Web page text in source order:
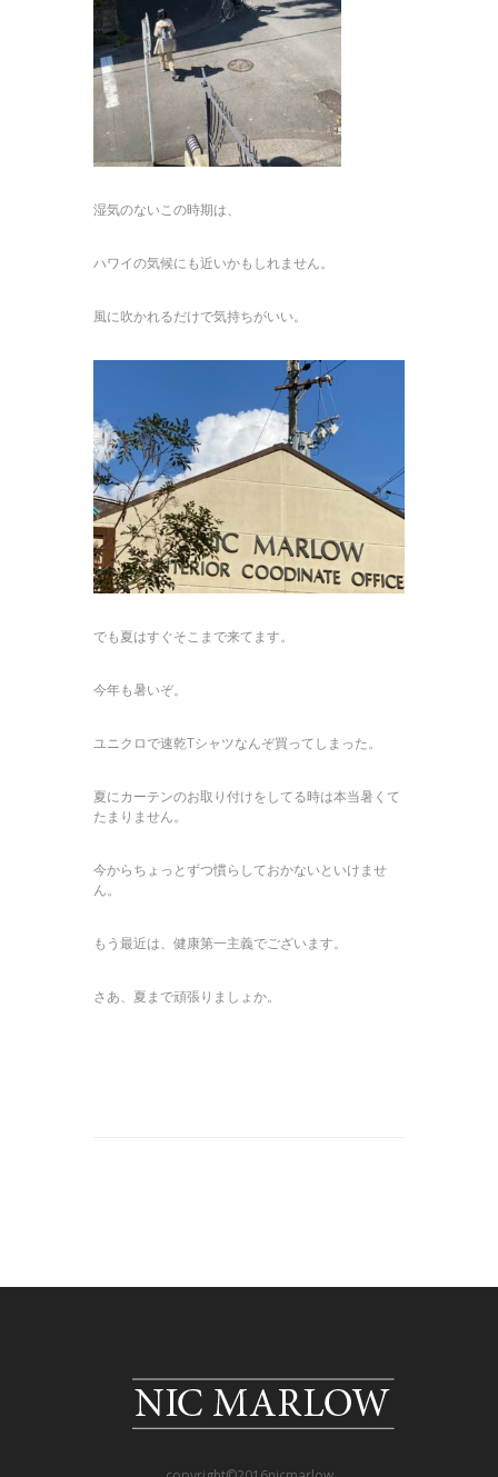
湿気のないこの時期は、
ハワイの気候にも近いかもしれません。
風に吹かれるだけで気持ちがいい。
でも夏はすぐそこまで来てます。
今年も暑いぞ。
ユニクロで速乾Tシャツなんぞ買ってしまった。
夏にカーテンのお取り付けをしてる時は本当暑くて
たまりません。
今からちょっとずつ慣らしておかないといけませ
ん。
もう最近は、健康第一主義でございます。
さあ、夏まで頑張りましょか。